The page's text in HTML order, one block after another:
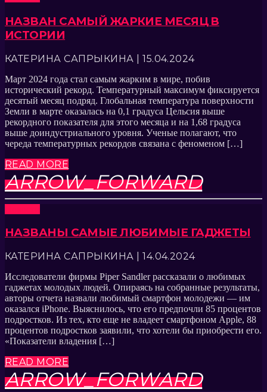
НАЗВАН САМЫЙ ЖАРКИЕ МЕСЯЦ В
ИСТОРИИ
КАТЕРИНА САПРЫКИНА | 15.04.2024
Март 2024 года стал самым жарким в мире, побив
исторический рекорд. Температурный максимум фиксируется
десятый месяц подряд. Глобальная температура поверхности
Земли в марте оказалась на 0,1 градуса Цельсия выше
рекордного показателя для этого месяца и на 1,68 градуса
выше доиндустриального уровня. Ученые полагают, что
череда температурных рекордов связана с феноменом […]
READ MORE
ARROW_FORWARD
НАЗВАНЫ САМЫЕ ЛЮБИМЫЕ ГАДЖЕТЫ
КАТЕРИНА САПРЫКИНА | 14.04.2024
Исследователи фирмы Piper Sandler рассказали о любимых
гаджетах молодых людей. Опираясь на собранные результаты,
авторы отчета назвали любимый смартфон молодежи — им
оказался iPhone. Выяснилось, что его предпочли 85 процентов
подростков. Из тех, кто еще не владеет смартфоном Apple, 88
процентов подростков заявили, что хотели бы приобрести его.
«Показатели владения […]
READ MORE
ARROW_FORWARD